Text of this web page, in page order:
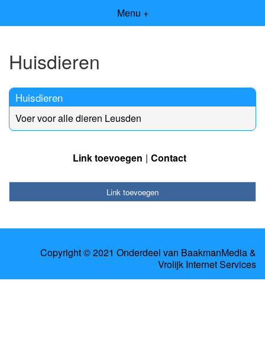
Menu +
Huisdieren
Huisdieren
Voer voor alle dieren Leusden
Link toevoegen Contact
Link toevoegen
Copyright © 2021 Onderdeel van BaakmanMedia&
Vrolijk Internet Services